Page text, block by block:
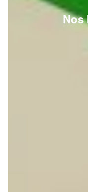
Nos